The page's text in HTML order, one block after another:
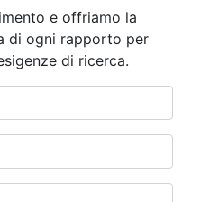
e offriamo la
di ogni rapporto per
di ricerca.